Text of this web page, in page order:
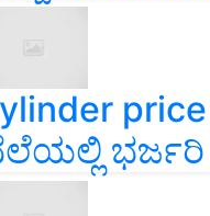
ಭರ್ಜರಿ